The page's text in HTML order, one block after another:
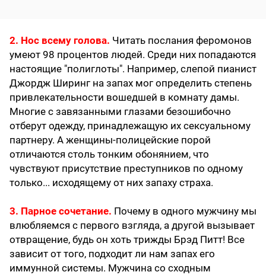
2. Нос всему голова. Читать послания феромонов
умеют 98 процентов людей. Среди них попадаются
настоящие "полиглоты". Например, слепой пианист
Джордж Ширинг на запах мог определить степень
привлекательности вошедшей в комнату дамы.
Многие с завязанными глазами безошибочно
отберут одежду, принадлежащую их сексуальному
партнеру. А женщины-полицейские порой
отличаются столь тонким обонянием, что
чувствуют присутствие преступников по одному
только... исходящему от них запаху страха.
3. Парное сочетание. Почему в одного мужчину мы
влюбляемся с первого взгляда, а другой вызывает
отвращение, будь он хоть трижды Брэд Питт! Все
зависит от того, подходит ли нам запах его
иммунной системы. Мужчина со сходным